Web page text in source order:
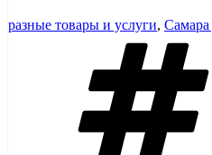
разные товары и услуги, Самара